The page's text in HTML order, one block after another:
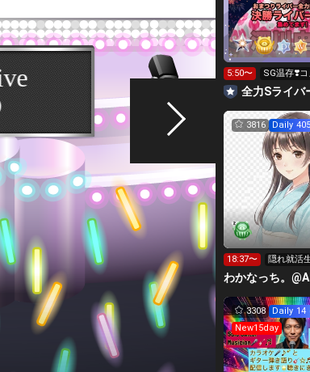
5:50〜
SG温存❣️コ
で無料の
3816 Daily
18:37〜
隠れ就活
常⭐️
3308
Daily 14
New15day